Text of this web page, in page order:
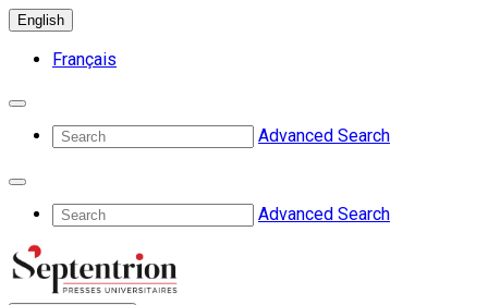
English
Français
Advanced Search
Advanced Search